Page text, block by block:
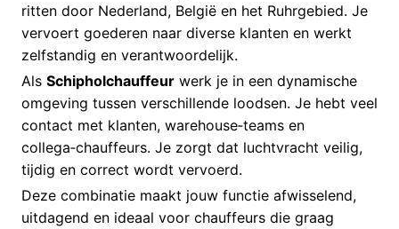
ritten door Nederland, België en het Ruhrgebied. Je
vervoert goederen naar diverse klanten en werkt
zelfstandig en verantwoordelijk.
Als Schipholchauffeur werk je in een dynamische
omgeving tussen verschillende loodsen. Je hebt veel
contact met klanten, warehouse‑teams en
collega‑chauffeurs. Je zorgt dat luchtvracht veilig,
tijdig en correct wordt vervoerd.
Deze combinatie maakt jouw functie afwisselend,
uitdagend en ideaal voor chauffeurs die graag